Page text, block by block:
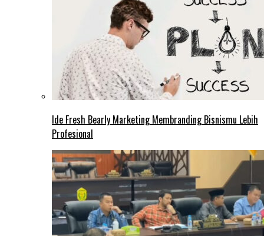
Ide Fresh Bearly Marketing Membranding Bisnismu Lebih
Profesional